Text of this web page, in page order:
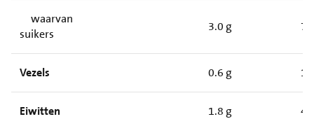
waarvan
suikers
3.0 g
Vezels 0.6 g
Eiwitten 1.8 g